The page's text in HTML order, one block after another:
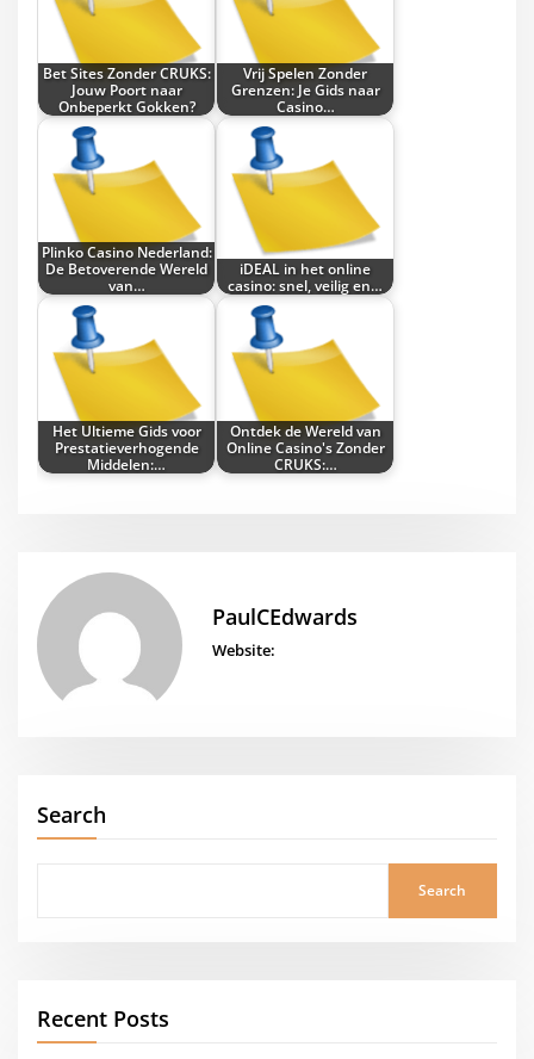
Bet Sites Zonder CRUKS:
Jouw Poort naar
Onbeperkt Gokken?
Vrij Spelen Zonder
Grenzen: Je Gids naar
Casino…
Plinko Casino Nederland:
De Betoverende Wereld
van…
iDEAL in het online
casino: snel, veilig en…
Het Ultieme Gids voor
Prestatieverhogende
Middelen:…
Ontdek de Wereld van
Online Casino's Zonder
CRUKS:…
PaulCEdwards
Website:
Search
Search
Recent Posts